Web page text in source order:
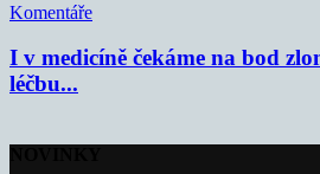
Komentáře
I v medicíně čekáme na bod
léčbu...